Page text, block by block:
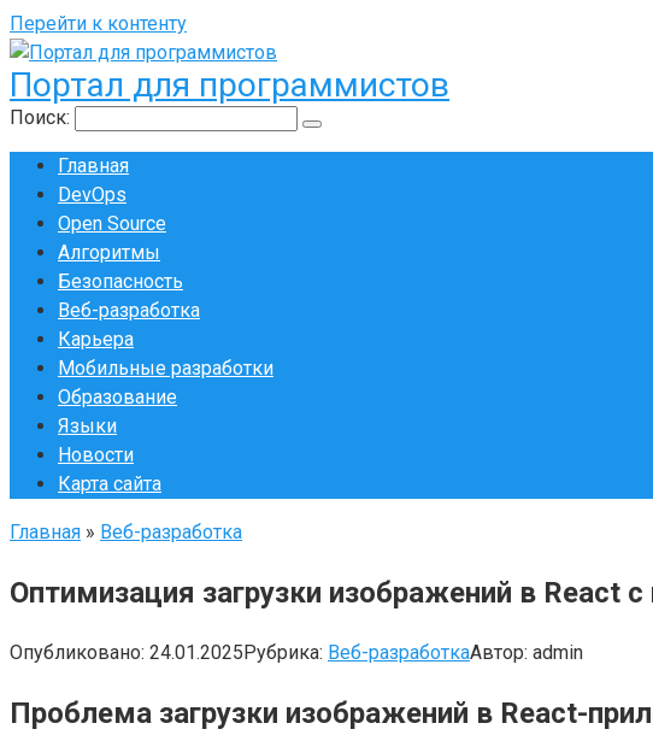
Перейти к контенту
Портал для программистов
Поиск:
Главная
DevOps
Open Source
Алгоритмы
Безопасность
Веб-разработка
Карьера
Мобильные разработки
Образование
Языки
Новости
Карта сайта
Главная » Веб-разработка
Оптимизация загрузки изображений в
Опубликовано: 24.01.2025Рубрика: Веб-разработкаАвтор: admin
Проблема загрузки изображений в React-